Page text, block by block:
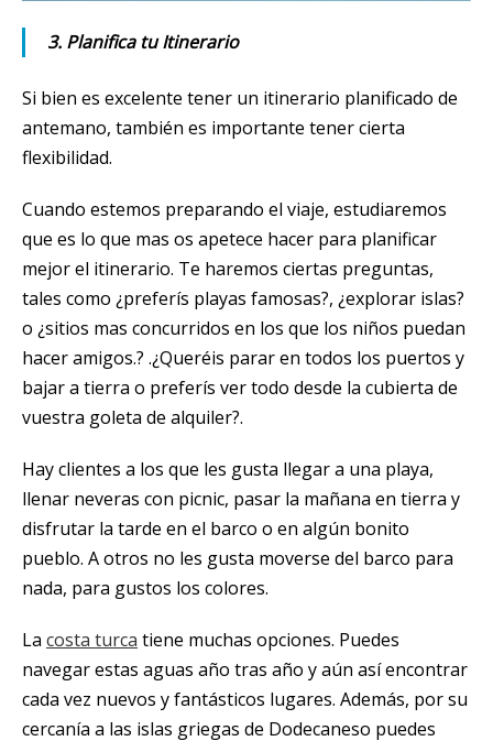
3. Planifica tu Itinerario
Si bien es excelente tener un itinerario planificado de
antemano, también es importante tener cierta
flexibilidad.
Cuando estemos preparando el viaje, estudiaremos
que es lo que mas os apetece hacer para planificar
mejor el itinerario. Te haremos ciertas preguntas,
tales como ¿preferís playas famosas?, ¿explorar islas?
o ¿sitios mas concurridos en los que los niños puedan
hacer amigos.? .¿Queréis parar en todos los puertos y
bajar a tierra o preferís ver todo desde la cubierta de
vuestra goleta de alquiler?.
Hay clientes a los que les gusta llegar a una playa,
llenar neveras con picnic, pasar la mañana en tierra y
disfrutar la tarde en el barco o en algún bonito
pueblo. A otros no les gusta moverse del barco para
nada, para gustos los colores.
La costa turca tiene muchas opciones. Puedes
navegar estas aguas año tras año y aún así encontrar
cada vez nuevos y fantásticos lugares. Además, por su
cercanía a las islas griegas de Dodecaneso puedes